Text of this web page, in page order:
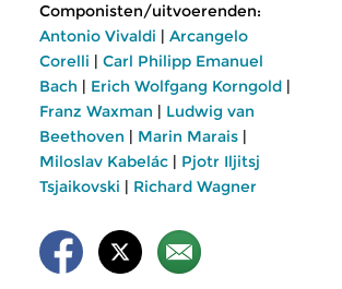
Componisten/uitvoerenden:
Antonio Vivaldi | Arcangelo
Corelli | Carl Philipp Emanuel
Bach | Erich Wolfgang Korngold |
Franz Waxman | Ludwig van
Beethoven | Marin Marais |
Miloslav Kabelác | Pjotr Iljitsj
Tsjaikovski | Richard Wagner